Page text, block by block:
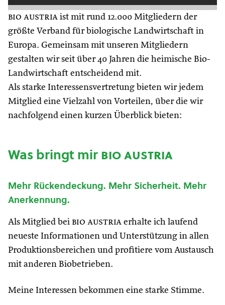
bio austria ist mit rund 12.000 Mitgliedern der
größte Verband für biologische Landwirtschaft in
Europa. Gemeinsam mit unseren Mitgliedern
gestalten wir seit über 40 Jahren die heimische Bio-
Landwirtschaft entscheidend mit.
Als starke Interessensvertretung bieten wir jedem
Mitglied eine Vielzahl von Vorteilen, über die wir
nachfolgend einen kurzen Überblick bieten:
Was bringt mirbio austria
Mehr Rückendeckung. Mehr Sicherheit. Mehr
Anerkennung.
Als Mitglied bei bio austria erhalte ich laufend
neueste Informationen und Unterstützung in allen
Produktionsbereichen und profitiere vom Austausch
mit anderen Biobetrieben.
Meine Interessen bekommen eine starke Stimme.